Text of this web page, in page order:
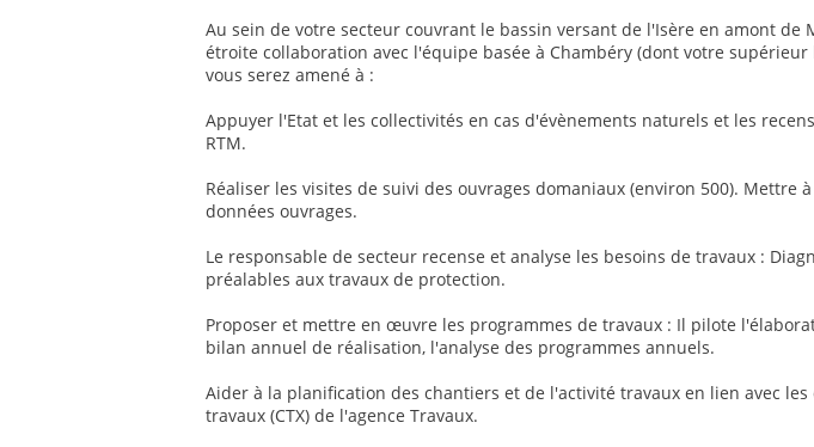
Au sein de votre secteur couvrant le bassin versant de l'Isère en amont de
étroite collaboration avec l'équipe basée à Chambéry (dont votre
vous serez amené à :
Appuyer l'Etat et les collectivités en cas d'évènements naturels et les
RTM.
Réaliser les visites de suivi des ouvrages domaniaux (environ 500). Mettre
données ouvrages.
Le responsable de secteur recense et analyse les besoins de travaux :
préalables aux travaux de protection.
Proposer et mettre en œuvre les programmes de travaux : Il pilote
bilan annuel de réalisation, l'analyse des programmes annuels.
Aider à la planification des chantiers et de l'activité travaux en lien avec
travaux (CTX) de l'agence Travaux.